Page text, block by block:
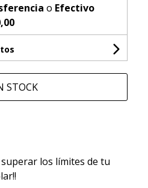
o Efectivo
STOCK
los límites de tu